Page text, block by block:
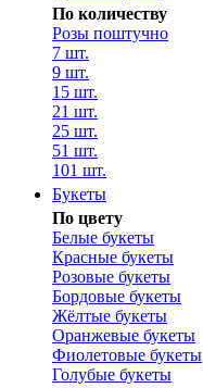
По количеству
Розы поштучно
7 шт.
9 шт.
15 шт.
21 шт.
25 шт.
51 шт.
101 шт.
Букеты
По цвету
Белые букеты
Красные букеты
Розовые букеты
Бордовые букеты
Жёлтые букеты
Оранжевые букеты
Фиолетовые букеты
Голубые букеты